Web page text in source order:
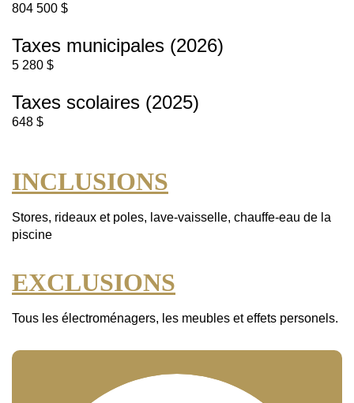
804 500 $
Taxes municipales (2026)
5 280 $
Taxes scolaires (2025)
648 $
INCLUSIONS
Stores, rideaux et poles, lave-vaisselle, chauffe-eau de la
piscine
EXCLUSIONS
Tous les électroménagers, les meubles et effets personels.